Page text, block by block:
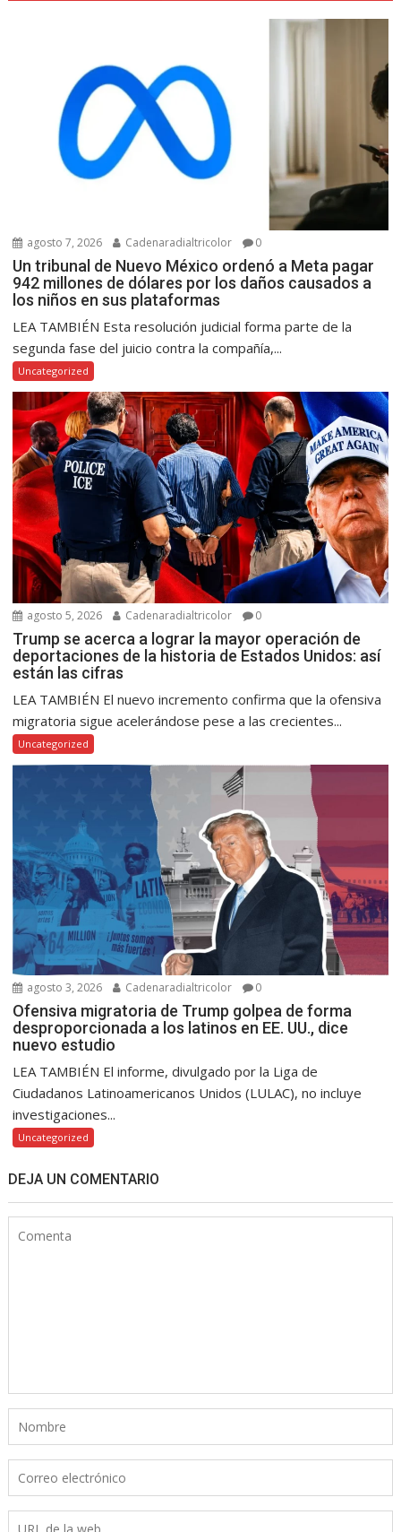
agosto 7, 2026 Cadenaradialtricolor 0
Un tribunal de Nuevo México ordenó a Meta pagar
942 millones de dólares por los daños causados a
los niños en sus plataformas
LEA TAMBIÉN Esta resolución judicial forma parte de la
segunda fase del juicio contra la compañía,...
Uncategorized
agosto 5, 2026 Cadenaradialtricolor 0
Trump se acerca a lograr la mayor operación de
deportaciones de la historia de Estados Unidos: así
están las cifras
LEA TAMBIÉN El nuevo incremento confirma que la ofensiva
migratoria sigue acelerándose pese a las crecientes...
Uncategorized
agosto 3, 2026 Cadenaradialtricolor 0
Ofensiva migratoria de Trump golpea de forma
desproporcionada a los latinos en EE. UU., dice
nuevo estudio
LEA TAMBIÉN El informe, divulgado por la Liga de
Ciudadanos Latinoamericanos Unidos (LULAC), no incluye
investigaciones...
Uncategorized
DEJA UN COMENTARIO